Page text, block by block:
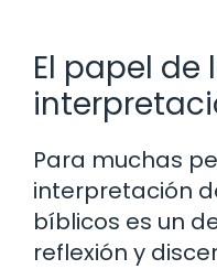
El papel de
Para muchas
interpretación
bíblicos es un
reflexión y